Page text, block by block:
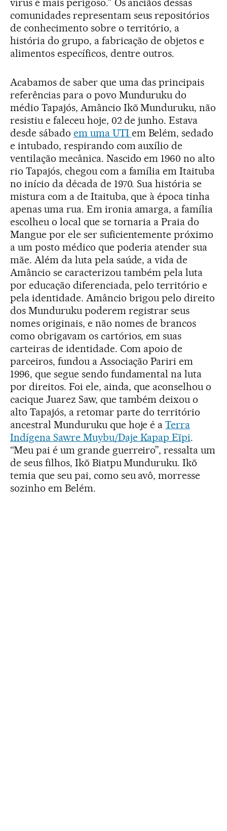
vírus é mais perigoso.” Os anciãos dessas
comunidades representam seus repositórios
de conhecimento sobre o território, a
história do grupo, a fabricação de objetos e
alimentos específicos, dentre outros.
Acabamos de saber que uma das principais
referências para o povo Munduruku do
médio Tapajós, Amâncio Ikõ Munduruku, não
resistiu e faleceu hoje, 02 de junho. Estava
desde sábado em uma UTI em Belém, sedado
e intubado, respirando com auxílio de
ventilação mecânica. Nascido em 1960 no alto
rio Tapajós, chegou com a família em Itaituba
no início da década de 1970. Sua história se
mistura com a de Itaituba, que à época tinha
apenas uma rua. Em ironia amarga, a família
escolheu o local que se tornaria a Praia do
Mangue por ele ser suficientemente próximo
a um posto médico que poderia atender sua
mãe. Além da luta pela saúde, a vida de
Amâncio se caracterizou também pela luta
por educação diferenciada, pelo território e
pela identidade. Amâncio brigou pelo direito
dos Munduruku poderem registrar seus
nomes originais, e não nomes de brancos
como obrigavam os cartórios, em suas
carteiras de identidade. Com apoio de
parceiros, fundou a Associação Pariri em
1996, que segue sendo fundamental na luta
por direitos. Foi ele, ainda, que aconselhou o
cacique Juarez Saw, que também deixou o
alto Tapajós, a retomar parte do território
ancestral Munduruku que hoje é aTerra
Indígena Sawre Muybu/Daje Kapap Eïpi.
“Meu pai é um grande guerreiro”, ressalta um
de seus filhos, Ikõ Biatpu Munduruku. Ikõ
temia que seu pai, como seu avô, morresse
sozinho em Belém.